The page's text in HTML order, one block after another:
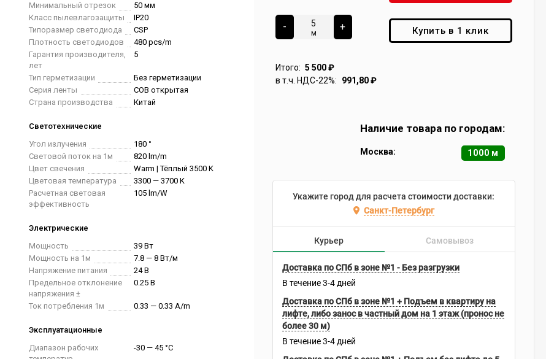
Минимальный отрезок
50 мм
Класс пылевлагозащиты
IP20
Типоразмер светодиода
CSP
Плотность светодиодов
480 pcs/m
Гарантия производителя,
лет
5
Тип герметизации
Без герметизации
Серия ленты
COB открытая
Страна производства
Китай
Светотехнические
Угол излучения
180 °
Световой поток на 1м
820 lm/m
Цвет свечения
Warm | Тёплый 3500 K
Цветовая температура
3300 — 3700 K
Расчетная световая
эффективность
105 lm/W
Электрические
Мощность
39 Вт
Мощность на 1м
7.8 — 8 Вт/м
Напряжение питания
24 В
Предельное отклонение
напряжения ±
0.25 В
Ток потребления 1м 0.33 — 0.33 A/m
Эксплуатационные
Диапазон рабочих
-30 — 45 °C
-
м
+
Итого: 5 500₽
в т.ч. НДС-22%:
991,80₽
Купить в 1 клик
Наличие товара по городам:
Москва: 1000 м
Укажите город для расчета стоимости доставки:
Санкт-Петербург
Курьер Самовывоз
Доставка по СПб в зоне №1 - Без разгрузки
В течение 3-4 дней
Доставка по СПб в зоне №1 + Подъем в квартиру на
лифте, либо занос в частный дом на 1 этаж (пронос не
более 30 м)
В течение 3-4 дней